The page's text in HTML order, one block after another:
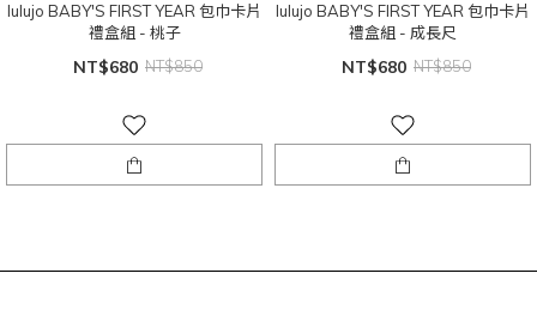
lulujo BABY'S FIRST YEAR 包巾卡片
禮盒組 - 桃子
NT$680 NT$850
lulujo BABY'S FIRST YEAR 包巾卡片
禮盒組 - 成長尺
NT$680 NT$850